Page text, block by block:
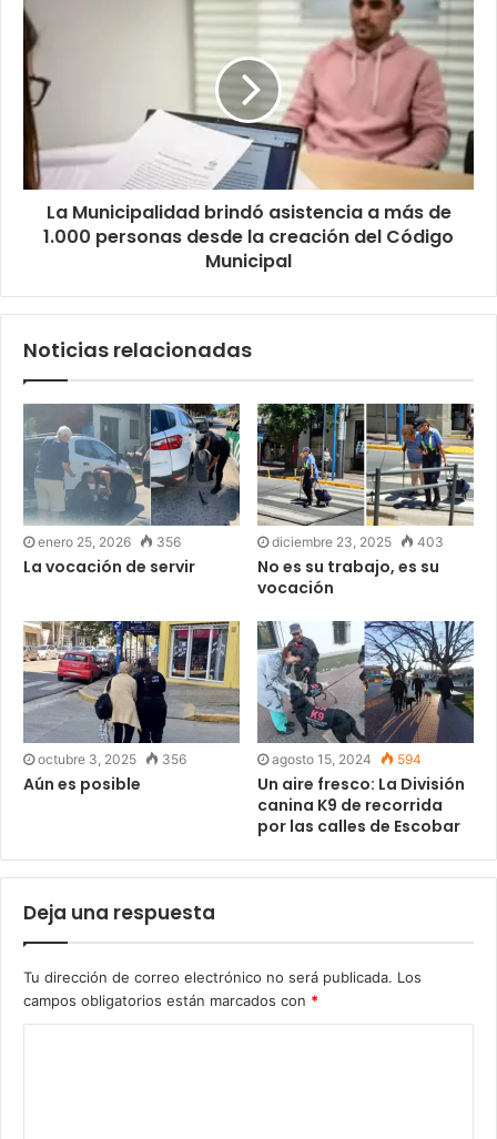
La Municipalidad brindó asistencia a más de
1.000 personas desde la creación del Código
Municipal
Noticias relacionadas
enero 25, 2026 356
La vocación de servir
diciembre 23, 2025 403
No es su trabajo, es su
vocación
octubre 3, 2025 356
Aún es posible
agosto 15, 2024 594
Un aire fresco: La División
canina K9 de recorrida
por las calles de Escobar
Deja una respuesta
Tu dirección de correo electrónico no será publicada. Los
campos obligatorios están marcados con *